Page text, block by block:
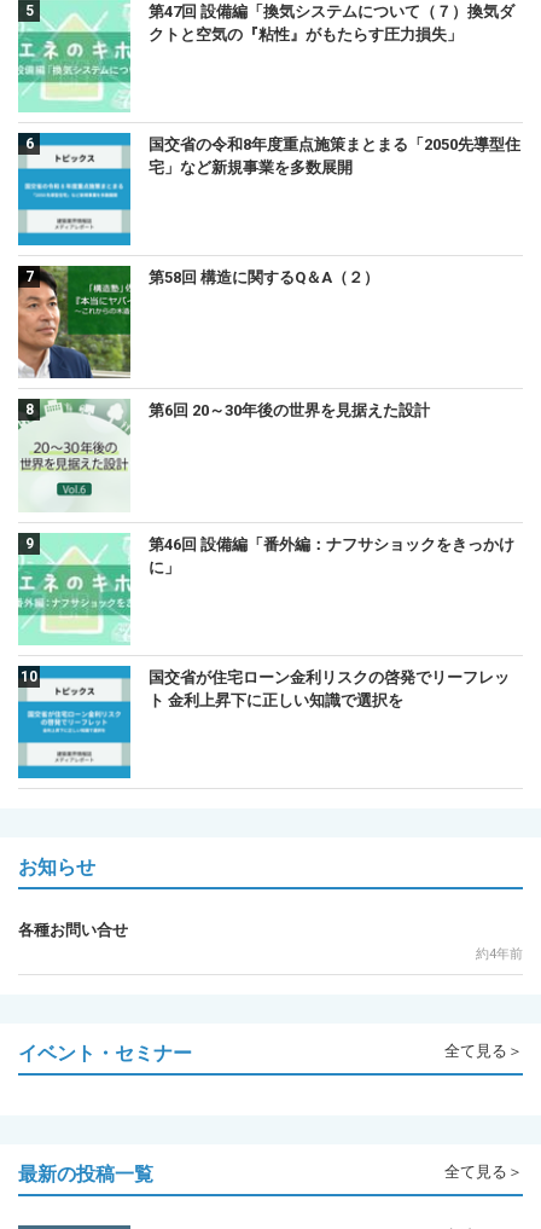
第47回 設備編「換気システムについて（７）換気ダ
クトと空気の『粘性』がもたらす圧力損失」
国交省の令和8年度重点施策まとまる「2050先導型住
宅」など新規事業を多数展開
第58回 構造に関するQ＆A（２）
第6回 20～30年後の世界を見据えた設計
第46回 設備編「番外編：ナフサショックをきっかけ
に」
国交省が住宅ローン金利リスクの啓発でリーフレッ
ト 金利上昇下に正しい知識で選択を
お知らせ
各種お問い合せ
約4年前
イベント・セミナー 全て見る＞
最新の投稿一覧 全て見る＞